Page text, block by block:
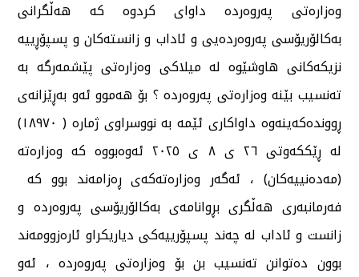
وەزارەتی پەروەردە داوای کردوە کە هەڵگرانی
بەکالۆریۆسی پەروەردەیی و ئاداب و زانستەکان و پسپۆڕییە
نزیکەکانی هاوشێوە لە میلاکی وەزارەتی پێشمەرگە بە
تەنسیب بێنە وەزارەتی پەروەردە ؟ بۆ هەموو ئەو بەڕێزانەی
ڕووندەکەینەوە داواکاری ئێمە بە نووسراوی ژمارە ( ١٨٩٧٠)
لە ڕێککەوتی ٢٦ ی ٨ ی ٢٠٢٥ ئەوەبووە کە وەزارەتە
(مەدەنییەکان) ، ئەگەر وەزارەتەکەی ڕەزامەند بوو کە
فەرمانبەری هەڵگری بڕوانامەی بەکالۆریۆسی پەروەردە و
زانست و ئاداب لە چەند پسپۆرییەکی دیاریکراو ئارەزوومەند
بوون دەتوانن تەنسیب بن بۆ وەزارەتی پەروەردە ، ئەو